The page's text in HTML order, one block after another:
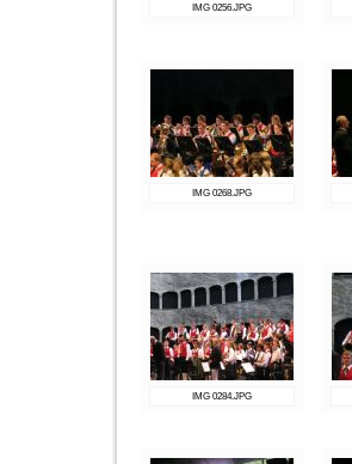
IMG 0256.JPG
IMG 0268.JPG
IMG 0284.JPG